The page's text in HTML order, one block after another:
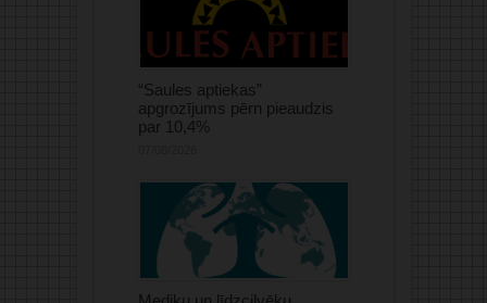
“Saules aptiekas”
apgrozījums pērn pieaudzis
par 10,4%